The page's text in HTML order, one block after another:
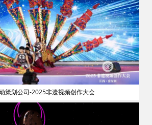
策划公司-2025非遗视频创作大会